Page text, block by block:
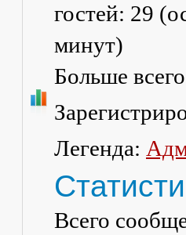
гостей: 29
минут)
Больше
Легенда:
Всего